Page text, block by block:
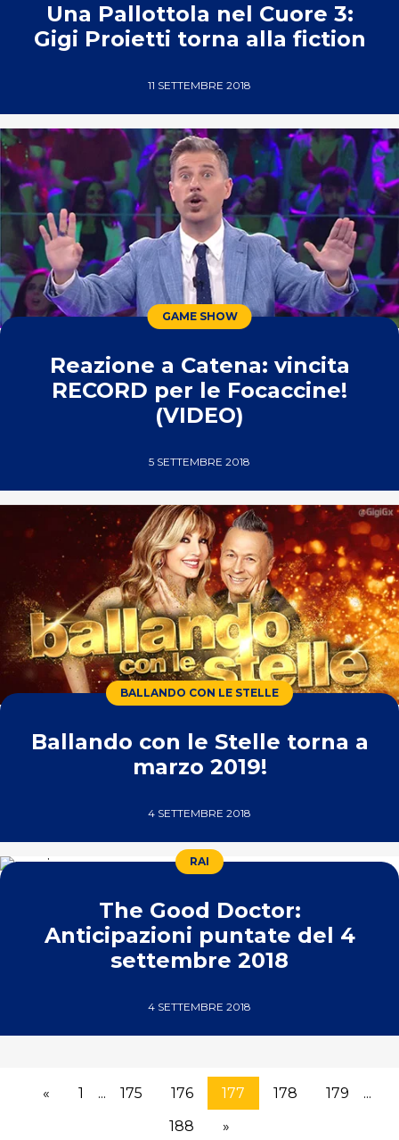
Una Pallottola nel Cuore 3:
Gigi Proietti torna alla fiction
11 SETTEMBRE 2018
GAME SHOW
Reazione a Catena: vincita
RECORD per le Focaccine!
(VIDEO)
5 SETTEMBRE 2018
BALLANDO CON LE STELLE
Ballando con le Stelle torna a
marzo 2019!
4 SETTEMBRE 2018
RAI
The Good Doctor:
Anticipazioni puntate del 4
settembre 2018
4 SETTEMBRE 2018
« 1 ... 175 176 177 178 179
...
188
»